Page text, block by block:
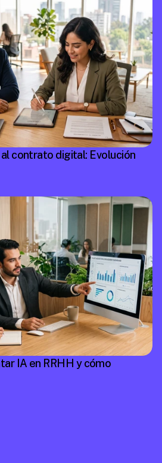
contrato digital: Evolución
IA en RRHH y cómo